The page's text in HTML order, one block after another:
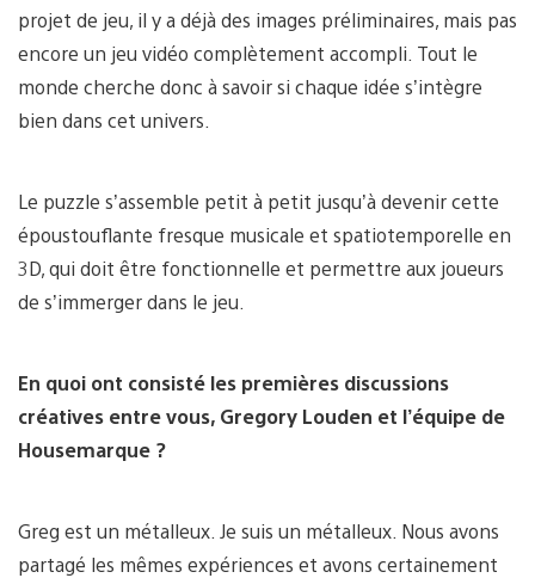
projet de jeu, il y a déjà des images préliminaires, mais pas
encore un jeu vidéo complètement accompli. Tout le
monde cherche donc à savoir si chaque idée s’intègre
bien dans cet univers.
Le puzzle s’assemble petit à petit jusqu’à devenir cette
époustouflante fresque musicale et spatiotemporelle en
3D, qui doit être fonctionnelle et permettre aux joueurs
de s’immerger dans le jeu.
En quoi ont consisté les premières discussions
créatives entre vous, Gregory Louden et l’équipe de
Housemarque ?
Greg est un métalleux. Je suis un métalleux. Nous avons
partagé les mêmes expériences et avons certainement